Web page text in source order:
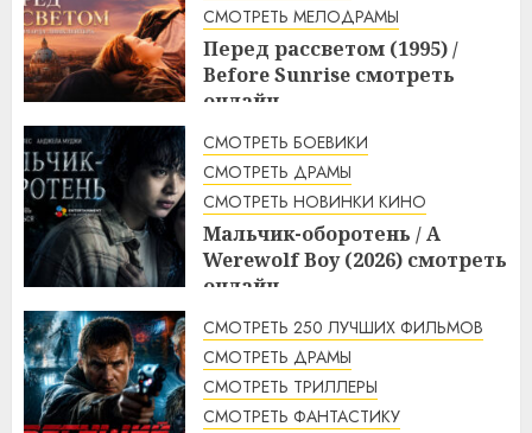
СМОТРЕТЬ МЕЛОДРАМЫ
Перед рассветом (1995) /
Before Sunrise смотреть
онлайн
3:10 10.08.2026
СМОТРЕТЬ БОЕВИКИ
СМОТРЕТЬ ДРАМЫ
СМОТРЕТЬ НОВИНКИ КИНО
Мальчик-оборотень / A
Werewolf Boy (2026) смотреть
онлайн
3:10 10.08.2026
СМОТРЕТЬ 250 ЛУЧШИХ ФИЛЬМОВ
СМОТРЕТЬ ДРАМЫ
СМОТРЕТЬ ТРИЛЛЕРЫ
СМОТРЕТЬ ФАНТАСТИКУ